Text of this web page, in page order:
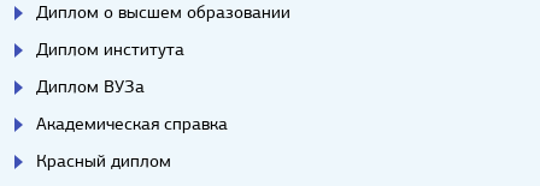
Диплом о высшем образовании
Диплом института
Диплом ВУЗа
Академическая справка
Красный диплом